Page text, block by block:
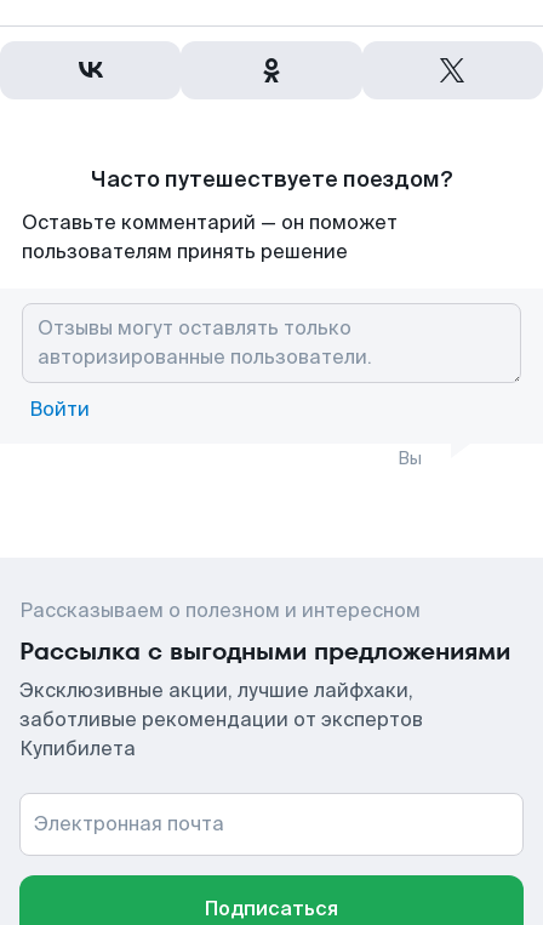
Часто путешествуете поездом?
Оставьте комментарий — он поможет
пользователям принять решение
Войти
Вы
Рассказываем о полезном и интересном
Рассылка с выгодными предложениями
Эксклюзивные акции, лучшие лайфхаки,
заботливые рекомендации от экспертов
Купибилета
Электронная почта
Подписаться